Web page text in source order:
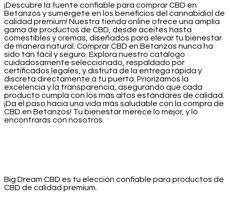
¡Descubre la fuente confiable para comprar CBD en
Betanzos y sumérgete en los beneficios del cannabidiol de
calidad premium! Nuestra tienda online ofrece una amplia
gama de productos de CBD, desde aceites hasta
comestibles y cremas, diseñados para elevar tu bienestar
de manera natural. Comprar CBD en Betanzos nunca ha
sido tan fácil y seguro. Explora nuestro catálogo
cuidadosamente seleccionado, respaldado por
certificados legales, y disfruta de la entrega rápida y
discreta directamente a tu puerta. Priorizamos la
excelencia y la transparencia, asegurando que cada
producto cumpla con los más altos estándares de calidad.
¡Da el paso hacia una vida más saludable con la compra de
CBD en Betanzos! Tu bienestar merece lo mejor, y lo
encontrarás con nosotros.
Big Dream CBD es tu elección confiable para productos de
CBD de calidad premium.